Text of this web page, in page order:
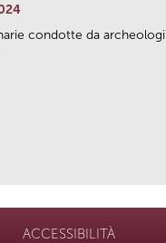
condotte da archeologi
ACCESSIBILITÀ